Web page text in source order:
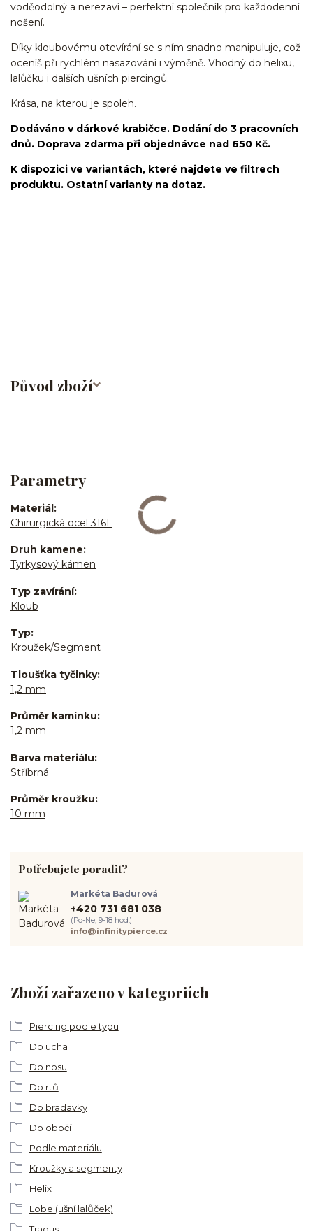
voděodolný a nerezaví – perfektní společník pro každodenní
nošení.
Díky kloubovému otevírání se s ním snadno manipuluje, což
oceníš při rychlém nasazování i výměně. Vhodný do helixu,
lalůčku i dalších ušních piercingů.
Krása, na kterou je spoleh.
Dodáváno v dárkové krabičce. Dodání do 3 pracovních
dnů. Doprava zdarma při objednávce nad 650 Kč.
K dispozici ve variantách, které najdete ve filtrech
produktu. Ostatní varianty na dotaz.
Původ zboží
Parametry
Materiál
Chirurgická ocel 316L
Druh kamene
Tyrkysový kámen
Typ zavírání
Kloub
Typ
Kroužek/Segment
Tloušťka tyčinky
1,2 mm
Průměr kamínku
1,2 mm
Barva materiálu
Stříbrná
Průměr kroužku
10 mm
Zboží zařazeno v kategoriích
Piercing podle typu
Do ucha
Do nosu
Do rtů
Do bradavky
Do obočí
Podle materiálu
Kroužky a segmenty
Helix
Lobe (ušní lalůček)
Potřebujete poradit?
Markéta Badurová
+420 731 681 038
(Po-Ne, 9-18 hod.)
info@infinitypierce.cz